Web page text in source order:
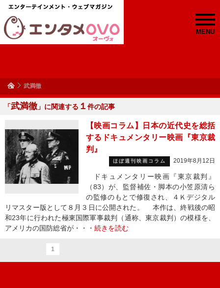
MENU
武満徹
「武満徹 」に関連する １ 件の記事
【映画コラム】日本の近代史を総括
するドキュメンタリー映画『東京裁
判』
ほぼ週刊映画コラム 2019年8月12日
ドキュメンタリー映画『東京裁判』
（83）が、監督補佐・脚本の小笠原清ら
の監修のもとで修復され、４Ｋデジタル
リマスター版として８月３日に公開された。 本作は、終戦後の昭
和23年に行われた極東国際軍事裁判（通称、東京裁判）の模様を、
アメリカの国防総省が・・・ 続きを読む
1